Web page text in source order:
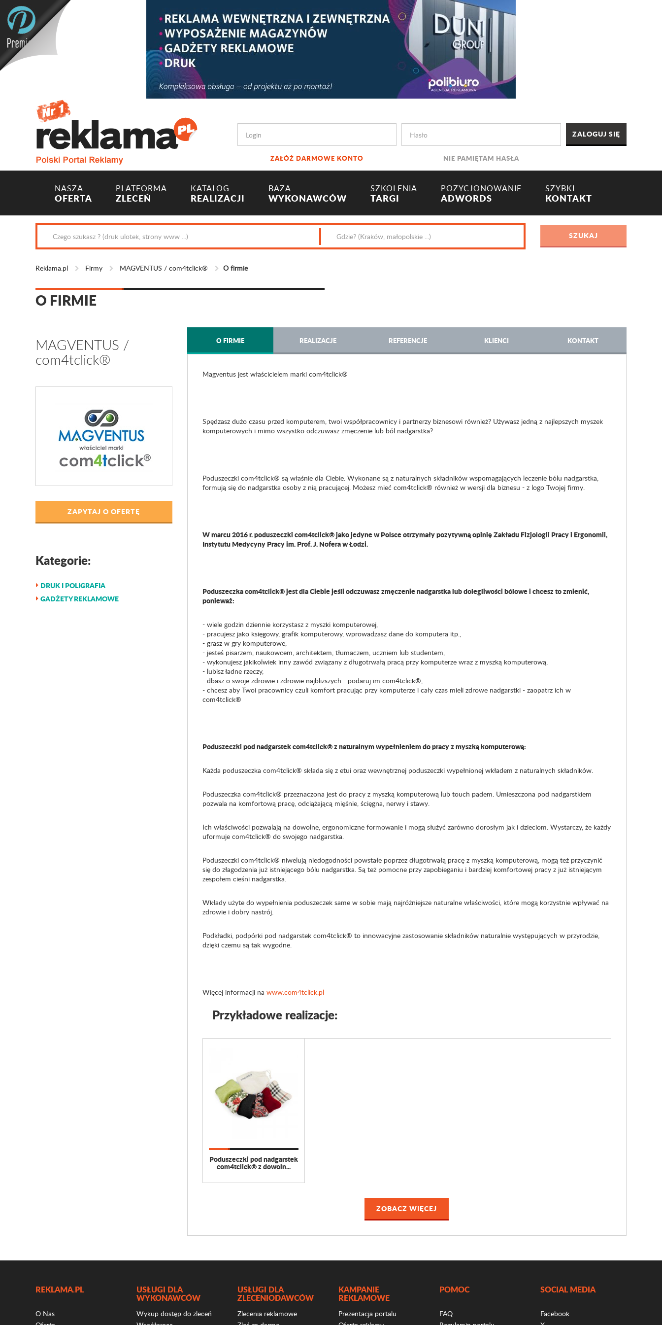
ZAŁÓŻ DARMOWE KONTO NIE PAMIĘTAM HASŁA
NASZA
OFERTA
PLATFORMA
ZLECEŃ
KATALOG
REALIZACJI
BAZA
WYKONAWCÓW
SZKOLENIA
TARGI
POZYCJONOWANIE
ADWORDS
SZYBKI
KONTAKT
Reklama.pl Firmy MAGVENTUS / com4tclick® O firmie
O FIRMIE
MAGVENTUS /
com4tclick®
ZAPYTAJ O OFERTĘ
Kategorie:
DRUK I POLIGRAFIA
GADŻETY REKLAMOWE
O FIRMIE REALIZACJE REFERENCJE KLIENCI KONTAKT
Magventus jest właścicielem marki com4tclick®
Spędzasz dużo czasu przed komputerem, twoi współpracownicy i partnerzy biznesowi również? Używasz jedną z najlepszych myszek
komputerowych i mimo wszystko odczuwasz zmęczenie lub ból nadgarstka?
Poduszeczki com4tclick® są właśnie dla Ciebie. Wykonane są z naturalnych składników wspomagających leczenie bólu nadgarstka,
formują się do nadgarstka osoby z nią pracującej. Możesz mieć com4tclick® również w wersji dla biznesu - z logo Twojej firmy.
W marcu 2016 r. poduszeczki com4tclick® jako jedyne w Polsce otrzymały pozytywną opinię Zakładu Fizjologii Pracy i Ergonomii,
Instytutu Medycyny Pracy im. Prof. J. Nofera w Łodzi.
Poduszeczka com4tclick® jest dla Ciebie jeśli odczuwasz zmęczenie nadgarstka lub dolegliwości bólowe i chcesz to zmienić,
ponieważ:
- wiele godzin dziennie korzystasz z myszki komputerowej,
- pracujesz jako księgowy, grafik komputerowy, wprowadzasz dane do komputera itp.,
- grasz w gry komputerowe,
- jesteś pisarzem, naukowcem, architektem, tłumaczem, uczniem lub studentem,
- wykonujesz jakikolwiek inny zawód związany z długotrwałą pracą przy komputerze wraz z myszką komputerową,
- lubisz ładne rzeczy,
- dbasz o swoje zdrowie i zdrowie najbliższych - podaruj im com4tclick®,
- chcesz aby Twoi pracownicy czuli komfort pracując przy komputerze i cały czas mieli zdrowe nadgarstki - zaopatrz ich w
com4tclick®
Poduszeczki pod nadgarstek com4tclick®z naturalnym wypełnieniem do pracy z myszką komputerową:
Każda poduszeczka com4tclick® składa się z etui oraz wewnętrznej poduszeczki wypełnionej wkładem z naturalnych składników.
Poduszeczka com4tclick® przeznaczona jest do pracy z myszką komputerową lub touch padem. Umieszczona pod nadgarstkiem
pozwala na komfortową pracę, odciążającą mięśnie, ścięgna, nerwy i stawy.
Ich właściwości pozwalają na dowolne, ergonomiczne formowanie i mogą służyć zarówno dorosłym jak i dzieciom. Wystarczy, że każdy
uformuje com4tclick® do swojego nadgarstka.
Poduszeczki com4tclick® niwelują niedogodności powstałe poprzez długotrwałą pracę z myszką komputerową, mogą też przyczynić
się do złagodzenia już istniejącego bólu nadgarstka. Są też pomocne przy zapobieganiu i bardziej komfortowej pracy z już istniejącym
zespołem cieśni nadgarstka.
Wkłady użyte do wypełnienia poduszeczek same w sobie mają najróżniejsze naturalne właściwości, które mogą korzystnie wpływać na
zdrowie i dobry nastrój.
Podkładki, podpórki pod nadgarstek com4tclick® to innowacyjne zastosowanie składników naturalnie występujących w przyrodzie,
dzięki czemu są tak wygodne.
Więcej informacji na www.com4tclick.pl
Przykładowe realizacje:
Poduszeczki pod nadgarstek
com4tclick® z dowoln...
ZOBACZ WIĘCEJ
REKLAMA.PL
O Nas
USŁUGI DLA
WYKONAWCÓW
Wykup dostęp do zleceń
USŁUGI DLA
ZLECENIODAWCÓW
Zlecenia reklamowe
KAMPANIE
REKLAMOWE
Prezentacja portalu
POMOC
FAQ
SOCIAL MEDIA
Facebook